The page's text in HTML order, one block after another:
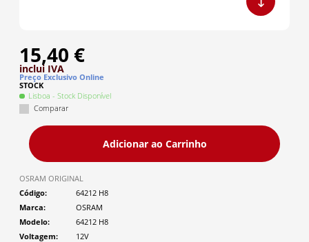
15,40 €
inclui IVA
Preço Exclusivo Online
STOCK
Lisboa - Stock Disponível
Comparar
Adicionar ao Carrinho
OSRAM ORIGINAL
Código
64212 H8
Marca
OSRAM
Modelo
64212 H8
Voltagem
12V